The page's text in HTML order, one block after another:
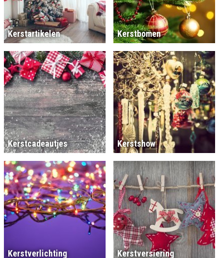
Kerstartikelen Kerstbomen
Kerstcadeautjes Kerstshow
Kerstverlichting Kerstversiering